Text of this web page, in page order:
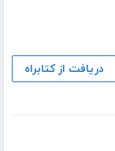
دریافت از کتابراه